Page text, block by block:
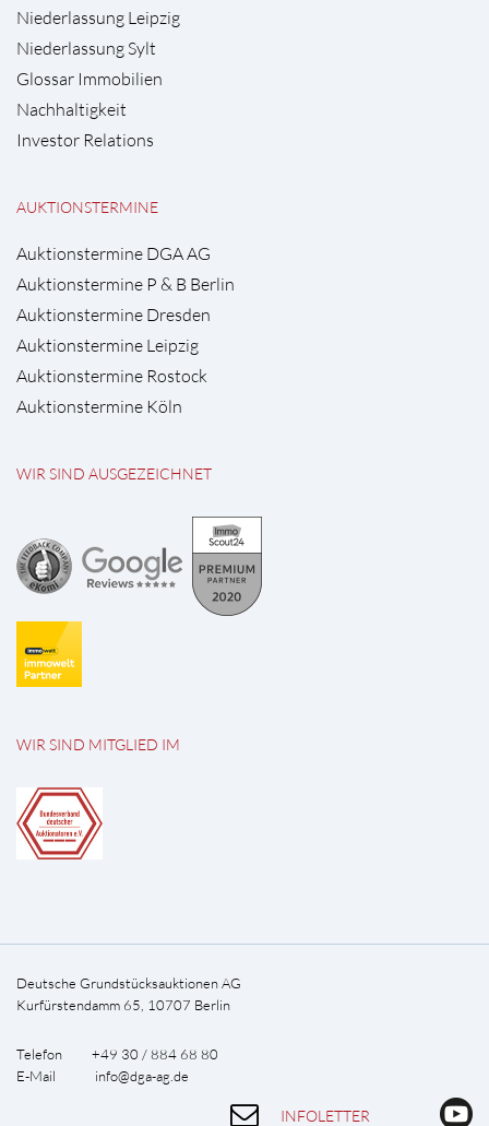
Niederlassung Leipzig
Niederlassung Sylt
Glossar Immobilien
Nachhaltigkeit
Investor Relations
AUKTIONSTERMINE
Auktionstermine DGA AG
Auktionstermine P & B Berlin
Auktionstermine Dresden
Auktionstermine Leipzig
Auktionstermine Rostock
Auktionstermine Köln
WIR SIND AUSGEZEICHNET
WIR SIND MITGLIED IM
Deutsche Grundstücksauktionen AG
Kurfürstendamm 65, 10707 Berlin
Telefon +49 30 / 884 68 80
E-Mail info@dga-ag.de
INFOLETTER